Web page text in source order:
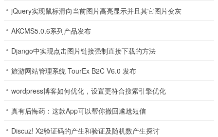
8、修复分享闪退bug
1、更新前请先备份旧版本数据，再卸载更新
2、请尽量不要用特殊字符做昵称，有可能会游戏内任务奖励领取失败
3、挑战令为在线货币，消耗后恢复将无法恢复，请谨慎消耗
4、备份好再升级，升级后请勿退版，可能会导致挑战令丢失
更新日志
jQuery实现鼠标滑向当前图片高亮显示并且其它图片变灰
AKCMS5.0.6系列产品发布
Django中实现点击图片链接强制直接下载的方法
旅游网站管理系统 TourEx B2C V6.0 发布
wordpress博客如何优化，设置更符合搜索引擎优化
真有后悔药：这款App可以帮你撤回尴尬短信
Discuz! X2验证码的产生和验证及随机数产生探讨